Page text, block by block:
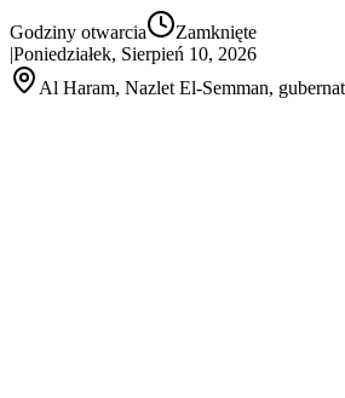
Godziny otwarcia
Zamknięte
|Poniedziałek, Sierpień 10, 2026
Al Haram, Nazlet El‑Semman,